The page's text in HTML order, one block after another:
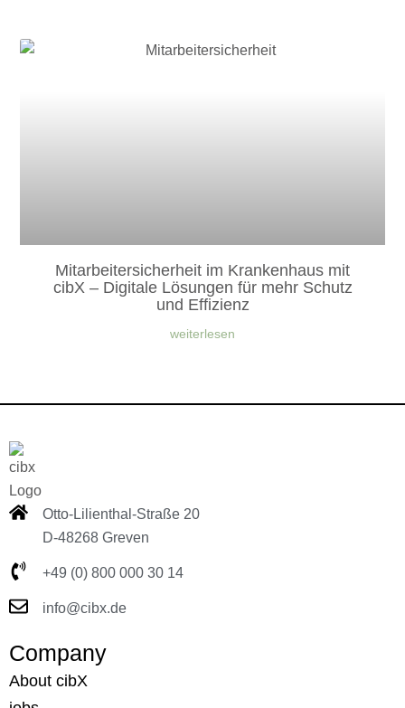
Mitarbeitersicherheit im Krankenhaus mit
cibX – Digitale Lösungen für mehr Schutz
und Effizienz
weiterlesen
Otto-Lilienthal-Straße 20
D-48268 Greven
+49 (0) 800 000 30 14
info@cibx.de
Company
About cibX